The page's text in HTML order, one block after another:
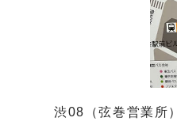
渋08（弦巻営業所）